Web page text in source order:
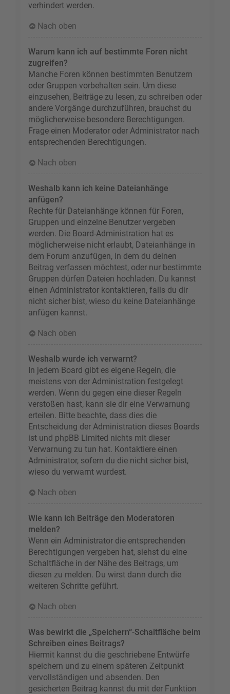
verhindert werden.
Nach oben
Warum kann ich auf bestimmte Foren nicht
zugreifen?
Manche Foren können bestimmten Benutzern
oder Gruppen vorbehalten sein. Um diese
einzusehen, Beiträge zu lesen, zu schreiben oder
andere Vorgänge durchzuführen, brauchst du
möglicherweise besondere Berechtigungen.
Frage einen Moderator oder Administrator nach
entsprechenden Berechtigungen.
Nach oben
Weshalb kann ich keine Dateianhänge
anfügen?
Rechte für Dateianhänge können für Foren,
Gruppen und einzelne Benutzer vergeben
werden. Die Board-Administration hat es
möglicherweise nicht erlaubt, Dateianhänge in
dem Forum anzufügen, in dem du deinen
Beitrag verfassen möchtest, oder nur bestimmte
Gruppen dürfen Dateien hochladen. Du kannst
einen Administrator kontaktieren, falls du dir
nicht sicher bist, wieso du keine Dateianhänge
anfügen kannst.
Nach oben
Weshalb wurde ich verwarnt?
In jedem Board gibt es eigene Regeln, die
meistens von der Administration festgelegt
werden. Wenn du gegen eine dieser Regeln
verstoßen hast, kann sie dir eine Verwarnung
erteilen. Bitte beachte, dass dies die
Entscheidung der Administration dieses Boards
ist und phpBB Limited nichts mit dieser
Verwarnung zu tun hat. Kontaktiere einen
Administrator, sofern du die nicht sicher bist,
wieso du verwarnt wurdest.
Nach oben
Wie kann ich Beiträge den Moderatoren
melden?
Wenn ein Administrator die entsprechenden
Berechtigungen vergeben hat, siehst du eine
Schaltfläche in der Nähe des Beitrags, um
diesen zu melden. Du wirst dann durch die
weiteren Schritte geführt.
Nach oben
Was bewirkt die „Speichern“-Schaltfläche beim
Schreiben eines Beitrags?
Hiermit kannst du die geschriebene Entwürfe
speichern und zu einem späteren Zeitpunkt
vervollständigen und absenden. Den
gesicherten Beitrag kannst du mit der Funktion